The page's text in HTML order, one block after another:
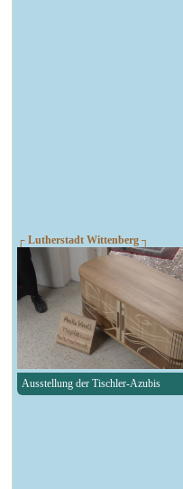
┌ Lutherstadt Wittenberg ┐
Ausstellung der Tischler-Azubis